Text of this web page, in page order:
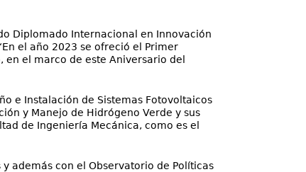
Diplomado Internacional en Innovación
el año 2023 se ofreció el Primer
el marco de este Aniversario del
e Instalación de Sistemas Fotovoltaicos
y Manejo de Hidrógeno Verde y sus
de Ingeniería Mecánica, como es el
además con el Observatorio de Políticas